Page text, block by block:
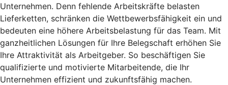
Unternehmen. Denn fehlende Arbeitskräfte belasten
Lieferketten, schränken die Wettbewerbsfähigkeit ein und
bedeuten eine höhere Arbeitsbelastung für das Team. Mit
ganzheitlichen Lösungen für Ihre Belegschaft erhöhen Sie
Ihre Attraktivität als Arbeitgeber. So beschäftigen Sie
qualifizierte und motivierte Mitarbeitende, die Ihr
Unternehmen effizient und zukunftsfähig machen.